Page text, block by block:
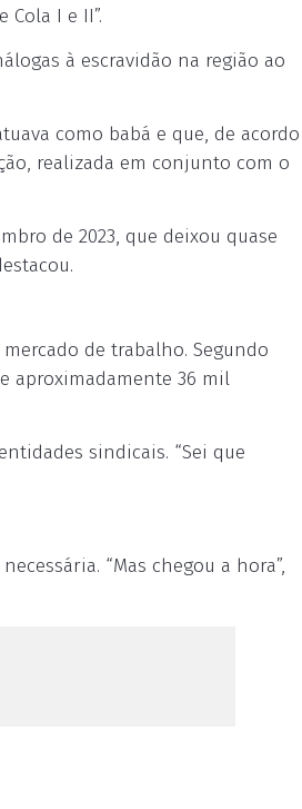
Cola I e II”.
à escravidão na região ao
como babá e que, de acordo
realizada em conjunto com o
de 2023, que deixou quase
de trabalho. Segundo
aproximadamente 36 mil
sindicais. “Sei que
“Mas chegou a hora”,